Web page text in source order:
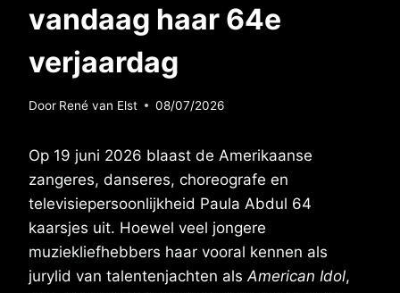
vandaag haar 64e
verjaardag
Door René van Elst 08/07/2026
Op 19 juni 2026 blaast de Amerikaanse
zangeres, danseres, choreografe en
televisiepersoonlijkheid Paula Abdul 64
kaarsjes uit. Hoewel veel jongere
muziekliefhebbers haar vooral kennen als
jurylid van talentenjachten als American Idol,